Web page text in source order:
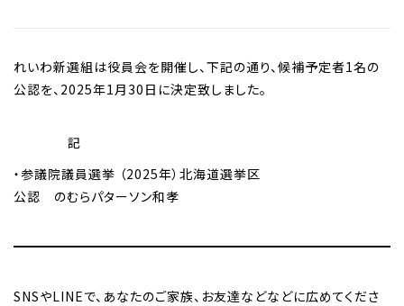
れいわ新選組は役員会を開催し、下記の通り、候補予定者1名の
公認を、2025年1月30日に決定致しました。
記
・参議院議員選挙 （2025年）北海道選挙区
公認 のむらパターソン和孝
SNSやLINEで、あなたのご家族、お友達などなどに広めてくださ